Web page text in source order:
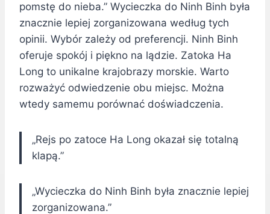
pomstę do nieba.” Wycieczka do Ninh Binh była
znacznie lepiej zorganizowana według tych
opinii. Wybór zależy od preferencji. Ninh Binh
oferuje spokój i piękno na lądzie. Zatoka Ha
Long to unikalne krajobrazy morskie. Warto
rozważyć odwiedzenie obu miejsc. Można
wtedy samemu porównać doświadczenia.
„Rejs po zatoce Ha Long okazał się totalną
klapą.”
„Wycieczka do Ninh Binh była znacznie lepiej
zorganizowana.”